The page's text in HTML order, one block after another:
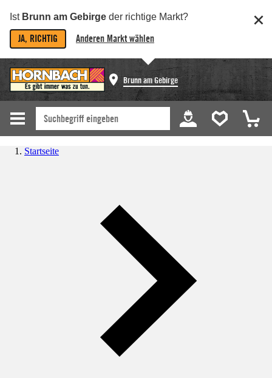
Ist Brunn am Gebirge der richtige Markt?
JA, RICHTIG Anderen Markt wählen
Brunn am Gebirge
Startseite